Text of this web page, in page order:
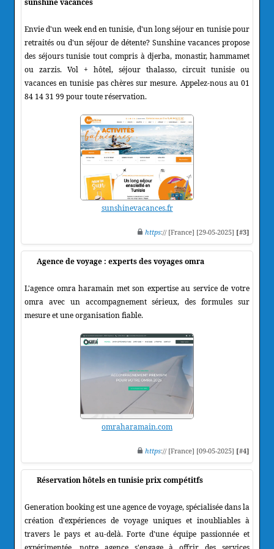
Envie d'un week end en tunisie, d'un long séjour en tunisie pour
retraités ou d'un séjour de détente? Sunshine vacances propose
des séjours tunisie tout compris à djerba, monastir, hammamet
ou zarzis. Vol + hôtel, séjour thalasso, circuit tunisie ou
vacances en tunisie pas chères sur mesure. Appelez-nous au 01
84 14 31 99 pour toute réservation.
sunshinevacances.fr
https:// [France] [29-05-2025] [#3]
Agence de voyage : experts des voyages omra
L'agence omra haramain met son expertise au service de votre
omra avec un accompagnement sérieux, des formules sur
mesure et une organisation fiable.
omraharamain.com
https:// [France] [09-05-2025] [#4]
Réservation hôtels en tunisie prix compétitfs
Generation booking est une agence de voyage, spécialisée dans la
création d'expériences de voyage uniques et inoubliables à
travers le pays et au-delà. Forte d'une équipe passionnée et